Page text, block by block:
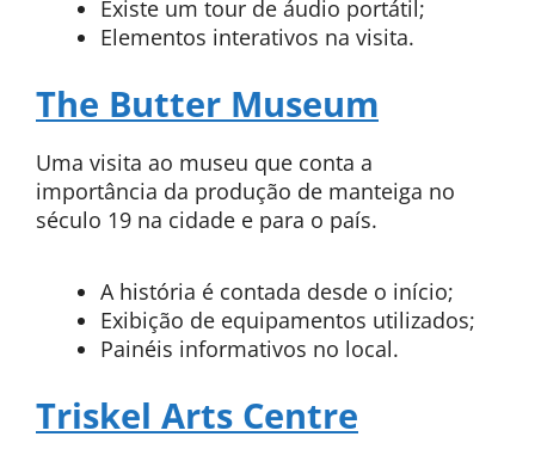
Existe um tour de áudio portátil;
Elementos interativos na visita.
The Butter Museum
Uma visita ao museu que conta a
importância da produção de manteiga no
século 19 na cidade e para o país.
A história é contada desde o início;
Exibição de equipamentos utilizados;
Painéis informativos no local.
Triskel Arts Centre